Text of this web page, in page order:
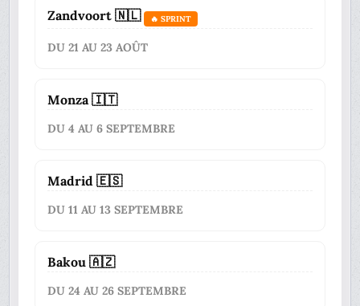
Zandvoort 🇳🇱 🔥 SPRINT
DU 21 AU 23 AOÛT
Monza 🇮🇹
DU 4 AU 6 SEPTEMBRE
Madrid 🇪🇸
DU 11 AU 13 SEPTEMBRE
Bakou 🇦🇿
DU 24 AU 26 SEPTEMBRE